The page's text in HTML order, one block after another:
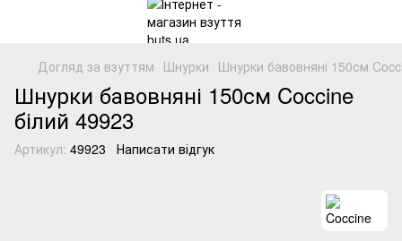
Догляд за взуттям Шнурки Шнурки бавовняні 150см
Шнурки бавовняні 150см Coccine
білий 49923
Артикул: 49923 Написати відгук